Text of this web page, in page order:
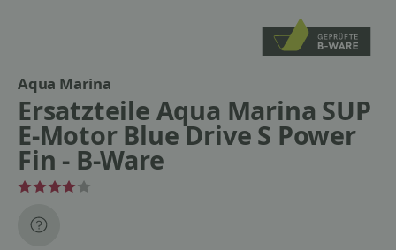
Aqua Marina
Ersatzteile Aqua Marina SUP
E-Motor Blue Drive S Power
Fin - B-Ware